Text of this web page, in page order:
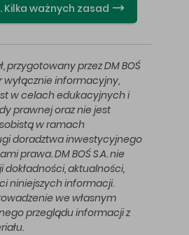
Kilka ważnych zasad
przygotowany przez DM BOŚ
wyłącznie informacyjny,
w celach edukacyjnych i
prawnej oraz nie jest
w ramach
doradztwa inwestycyjnego
prawa. DM BOŚ S.A. nie
aktualności,
niniejszych informacji.
we własnym
przeglądu informacji z